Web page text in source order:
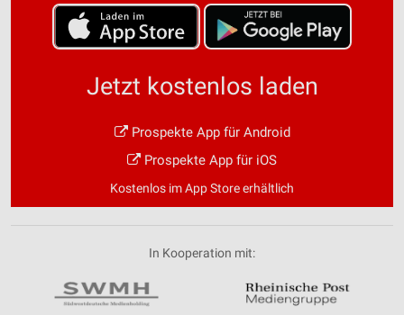
Jetzt kostenlos laden
Prospekte App für Android
Prospekte App für iOS
Kostenlos im App Store erhältlich
In Kooperation mit: